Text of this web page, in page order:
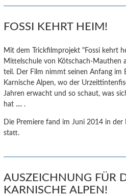
FOSSI KEHRT HEIM!
Mit dem Trickfilmprojekt "Fossi kehrt
Mittelschule von Kötschach-Mauthen
teil. Der Film nimmt seinen Anfang im
Karnische Alpen, wo der
Jahren erwacht und so schaut, was
hat .... .
Die Premiere fand im Juni 2014 in
statt.
AUSZEICHNUNG FÜR
KARNISCHE ALPEN!